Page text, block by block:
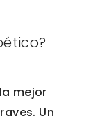
mejor
Un